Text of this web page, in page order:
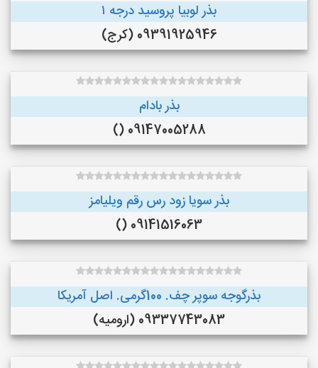
بذر لوبیا پروسید درجه ۱
09391925946 (کرج)
بذر بادام
09147005288 ()
بذر سویا زود رس رقم ویلیامز
09141516063 ()
بذرگوجه‌ سوپر چف. 100گرمی. اصل آمریکا
09337743083 (ارومیه)